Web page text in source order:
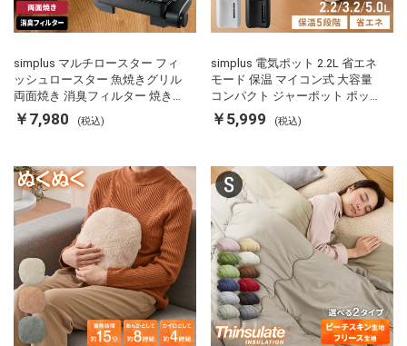
simplus マルチロースター フィ
ッシュロースター 魚焼きグリル
両面焼き 消臭フィルター 焼き魚
両面ヒーター タイマー付き SP-
FRS01 マットブラック シンプラ
￥7,980 (税込)
simplus 電気ポット 2.2L 省エネ
モード 保温 マイコン式 大容量
コンパクト ジャーポット ポット
カルキ抜き 空焚き防止 温度調節
軽量 SP-PD22 シンプラス
￥5,999 (税込)